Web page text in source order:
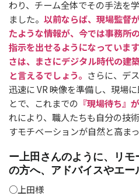
わり、チーム全体でその手法を
ました。 以前ならば、現場監督
たような情報が、今では事務所
指示を出せるようになっていま
さは、まさにデジタル時代の建
と言えるでしょう。 さらに、デ
迅速に VR 映像を準備し、現場
とで、これまでの 『現場待ち』
れにより、職人たちも自分の技
すモチベーションが自然と高ま
ー上田さんのように、リ
の方へ、アドバイスやエー
○上田様